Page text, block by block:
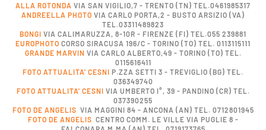
ALLA ROTONDA VIA SAN VIGILIO,7 - TRENTO (TN) TEL.0461985317
ANDREELLA PHOTO VIA CARLO PORTA,2 - BUSTO ARSIZIO (VA)
TEL.03311489823
BONGI VIA CALIMARUZZA, 8-10R - FIRENZE (FI) TEL.055 239881
EUROPHOTO CORSO SIRACUSA 196/C - TORINO (TO) TEL. 0113115111
GRANDE MARVIN VIA CARLO ALBERTO,49 - TORINO (TO) TEL.
0115616411
FOTO ATTUALITA' CESNI P.ZZA SETTI 3 - TREVIGLIO (BG) TEL.
036349740
FOTO ATTUALITA' CESNI VIA UMBERTO I°, 39 - PANDINO (CR) TEL.
037390255
FOTO DE ANGELIS VIA MAGGINI 84 - ANCONA (AN) TEL. 0712801945
FOTO DE ANGELIS CENTRO COMM. LE VILLE VIA PUGLIE 8 -